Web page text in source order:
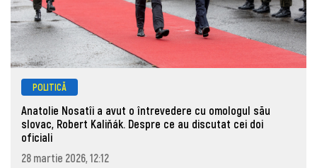
POLITICĂ
Anatolie Nosatîi a avut o întrevedere cu omologul său
slovac, Robert Kaliňák. Despre ce au discutat cei doi
oficiali
28 martie 2026, 12:12